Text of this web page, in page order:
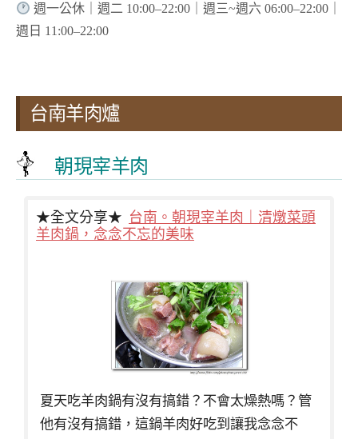
週一公休｜週二 10:00–22:00｜週三~週六 06:00–22:00｜
週日 11:00–22:00
台南羊肉爐
朝現宰羊肉
★全文分享★ 台南。朝現宰羊肉｜清燉菜頭
羊肉鍋，念念不忘的美味
夏天吃羊肉鍋有沒有搞錯？不會太燥熱嗎？管
他有沒有搞錯，這鍋羊肉好吃到讓我念念不